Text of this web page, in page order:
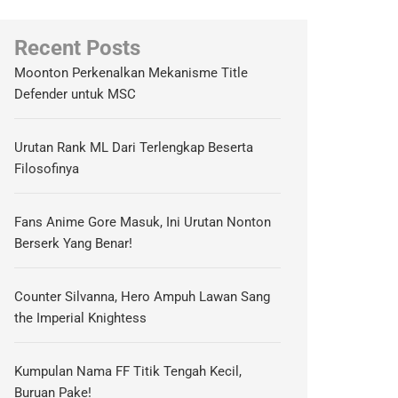
Recent Posts
Moonton Perkenalkan Mekanisme Title
Defender untuk MSC
Urutan Rank ML Dari Terlengkap Beserta
Filosofinya
Fans Anime Gore Masuk, Ini Urutan Nonton
Berserk Yang Benar!
Counter Silvanna, Hero Ampuh Lawan Sang
the Imperial Knightess
Kumpulan Nama FF Titik Tengah Kecil,
Buruan Pake!